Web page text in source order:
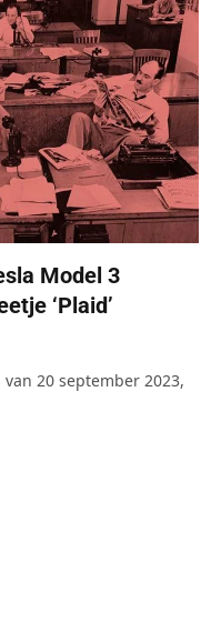
Model 3
‘Plaid’
20 september 2023,